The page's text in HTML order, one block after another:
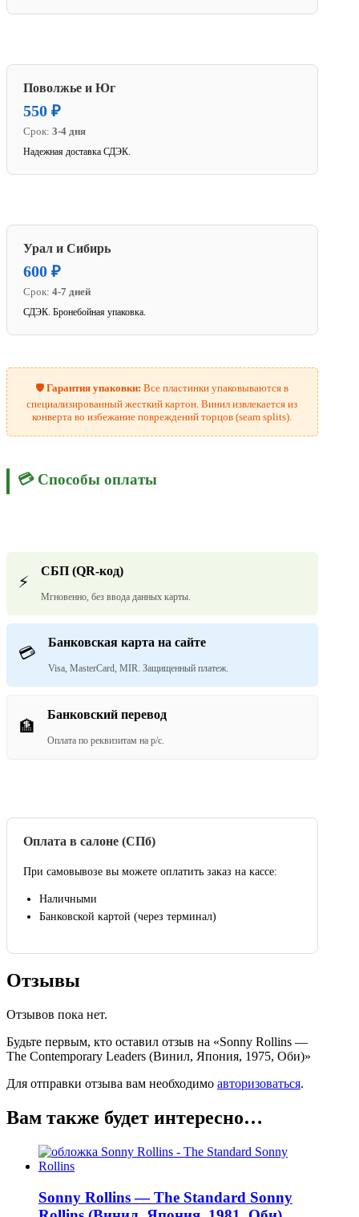
Поволжье и Юг
550 ₽
Срок: 3-4 дня
Надежная доставка СДЭК.
Урал и Сибирь
600 ₽
Срок: 4-7 дней
СДЭК. Бронебойная упаковка.
🛡️Гарантия упаковки: Все пластинки упаковываются в
специализированный жесткий картон. Винил извлекается из
конверта во избежание повреждений торцов (seam splits).
💳 Способы оплаты
⚡
СБП (QR-код)
Мгновенно, без ввода данных карты.
💳
Банковская карта на сайте
Visa, MasterCard, MIR. Защищенный платеж.
🏦
Банковский перевод
Оплата по реквизитам на р/с.
Оплата в салоне (СПб)
При самовывозе вы можете оплатить заказ на кассе:
Наличными
Банковской картой (через терминал)
Отзывы
Отзывов пока нет.
Будьте первым, кто оставил отзыв на «Sonny Rollins —
The Contemporary Leaders (Винил, Япония, 1975, Оби)»
Для отправки отзыва вам необходимо авторизоваться.
Вам также будет интересно…
Sonny Rollins — The Standard Sonny